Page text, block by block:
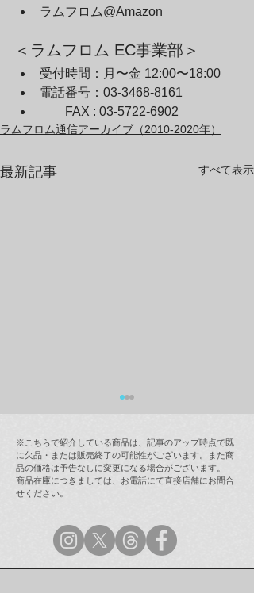
ラムフロム@Amazon
＜ラムフロム EC事業部＞
受付時間：月〜金 12:00〜18:00
電話番号：03-3468-8161
FAX : 03-5722-6902
ラムフロム通信アーカイブ（2010-2020年）
最新記事 すべて表示
ラムフロム年末年始営業
のご案内
※こちらで紹介している商品は、記事のアップ時点で既
に欠品・または販売終了の可能性がございます。また商
品の価格は予告なしに変更になる場合がございます。
商品在庫につきましては、お電話にて直接店舗にお問合
せください。